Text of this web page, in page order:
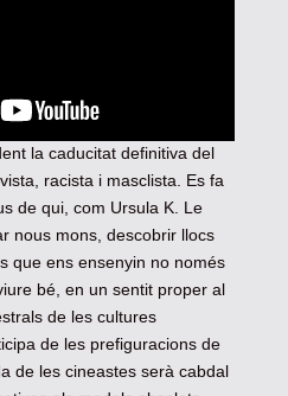
la caducitat definitiva del
racista i masclista. Es fa
de qui, com Ursula K. Le
nous mons, descobrir llocs
que ens ensenyin no només
bé, en un sentit proper al
de les cultures
de les prefiguracions de
de les cineastes serà cabdal